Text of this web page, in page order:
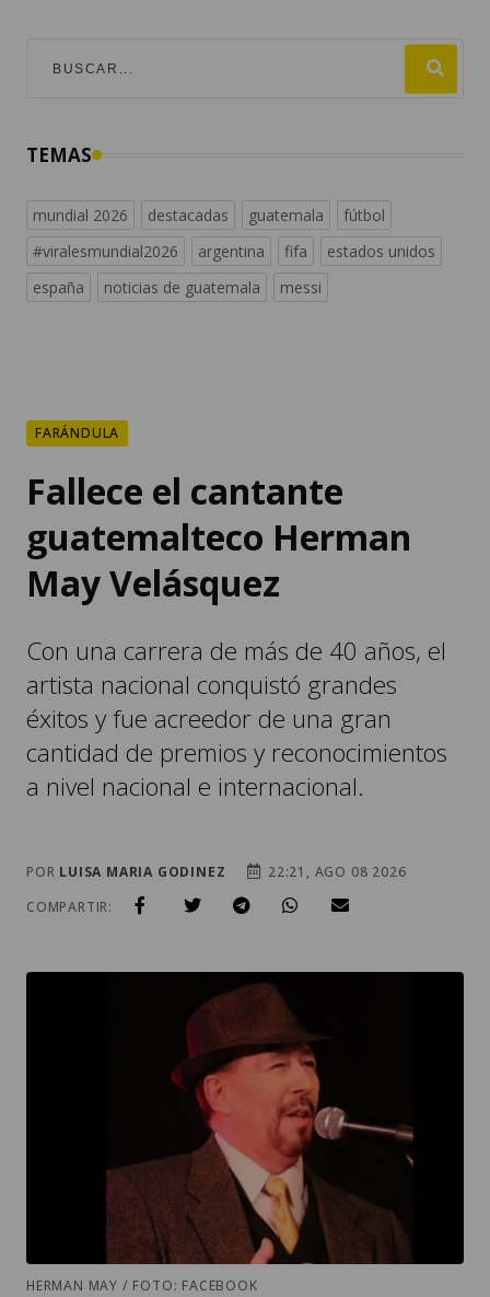
TEMAS
mundial 2026 destacadas guatemala
fútbol
#viralesmundial2026
argentina fifa
estados unidos
españa
noticias de guatemala messi
FARÁNDULA
Fallece el cantante
guatemalteco Herman
May Velásquez
Con una carrera de más de 40 años, el
artista nacional conquistó grandes
éxitos y fue acreedor de una gran
cantidad de premios y reconocimientos
a nivel nacional e internacional.
POR LUISA MARIA GODINEZ
22:21, AGO 08 2026
COMPARTIR:
HERMAN MAY / FOTO: FACEBOOK